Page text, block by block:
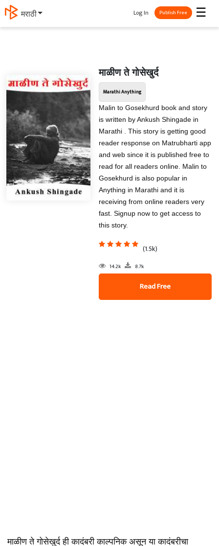
मराठी ☰
Log In Publish Free
माळीण ते गोसेखुर्द
Marathi Anything
Malin to Gosekhurd book and story
is written by Ankush Shingade in
Marathi . This story is getting good
reader response on Matrubharti app
and web since it is published free to
read for all readers online. Malin to
Gosekhurd is also popular in
Anything in Marathi and it is
receiving from online readers very
fast. Signup now to get access to
this story.
(1.5k)
14.2k 8.7k
Read Free
माळीण ते गोसेखुर्द ही कादंबरी काल्पनिक असून या कादंबरीचा